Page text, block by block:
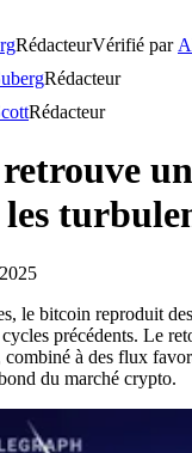
RédacteurVérifié par
Rédacteur
Rédacteur
le bitcoin reproduit
précédents. Le
à des flux
du marché crypto.